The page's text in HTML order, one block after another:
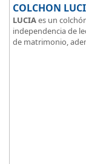
COLCHON
LUCIAes un
independencia de
de matrimonio,